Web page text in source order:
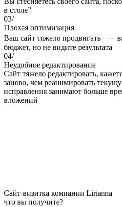
в столе”
03/
Плохая оптимизация
Ваш сайт тяжело продвигать —
бюджет, но не видите результата
04/
Неудобное редактирование
Сайт тяжело редактировать,
заново, чем реанимировать
исправления занимают больше
вложений
Сайт-визитка компании Lirianna
что вы получите?